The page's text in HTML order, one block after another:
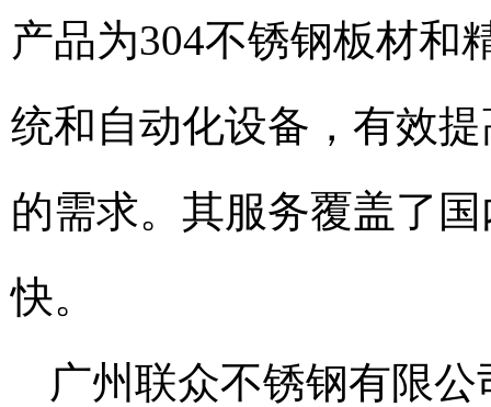
产品为304不锈钢板材和
统和自动化设备，有效
的需求。其服务覆盖了
快。
广州联众不锈钢有限公